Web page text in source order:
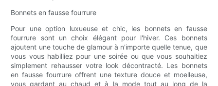
Bonnets en fausse fourrure
Pour une option luxueuse et chic, les bonnets en fausse
fourrure sont un choix élégant pour l'hiver. Ces bonnets
ajoutent une touche de glamour à n'importe quelle tenue, que
vous vous habilliez pour une soirée ou que vous souhaitiez
simplement rehausser votre look décontracté. Les bonnets
en fausse fourrure offrent une texture douce et moelleuse,
vous gardant au chaud et à la mode tout au long de la